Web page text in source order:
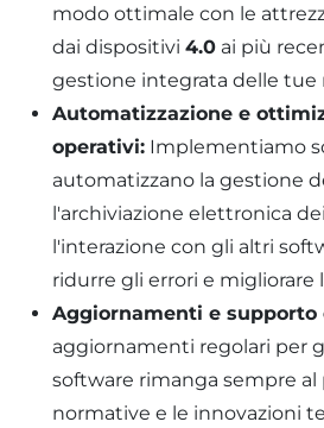
modo ottimale con le
dai dispositivi 4.0 ai più
gestione integrata delle tue
Automatizzazione e
operativi: Implementiamo
automatizzano la gestione
l'archiviazione elettronica
l'interazione con gli altri
ridurre gli errori e migliorare
Aggiornamenti e supporto
aggiornamenti regolari per
software rimanga sempre al
normative e le innovazioni